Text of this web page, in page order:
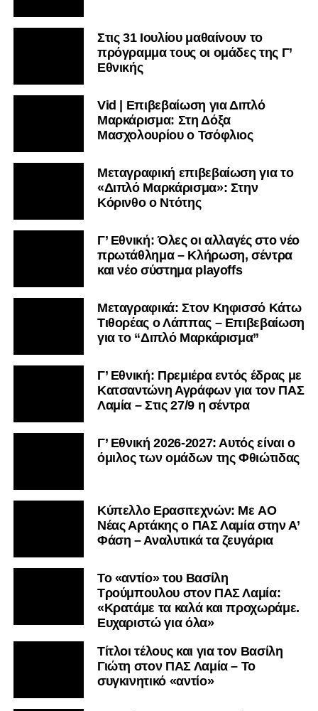
Στις 31 Ιουλίου μαθαίνουν το
πρόγραμμα τους οι ομάδες της Γ’
Εθνικής
Vid | Επιβεβαίωση για Διπλό
Μαρκάρισμα: Στη Δόξα
Μασχολουρίου ο Τσόφλιος
Μεταγραφική επιβεβαίωση για το
«Διπλό Μαρκάρισμα»: Στην
Κόρινθο ο Ντότης
Γ’ Εθνική: Όλες οι αλλαγές στο νέο
πρωτάθλημα – Κλήρωση, σέντρα
και νέο σύστημα playoffs
Μεταγραφικά: Στον Κηφισσό Κάτω
Τιθορέας ο Λάππας – Επιβεβαίωση
για το “Διπλό Μαρκάρισμα”
Γ’ Εθνική: Πρεμιέρα εντός έδρας με
Κατσαντώνη Αγράφων για τον ΠΑΣ
Λαμία – Στις 27/9 η σέντρα
Γ’ Εθνική 2026-2027: Αυτός είναι ο
όμιλος των ομάδων της Φθιώτιδας
Kύπελλο Ερασιτεχνών: Με AO
Nέας Αρτάκης ο ΠΑΣ Λαμία στην Α’
Φάση – Αναλυτικά τα ζευγάρια
Το «αντίο» του Βασίλη
Τρούμπουλου στον ΠΑΣ Λαμία:
«Κρατάμε τα καλά και προχωράμε.
Ευχαριστώ για όλα»
Τίτλοι τέλους και για τον Βασίλη
Γιώτη στον ΠΑΣ Λαμία – Το
συγκινητικό «αντίο»